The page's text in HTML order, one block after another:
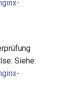
Siehe: